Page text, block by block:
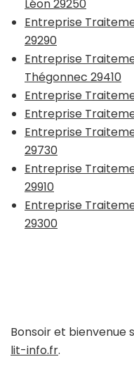
Léon 29250
Entreprise
29290
Entreprise
Thégonnec 29410
Entreprise
Entreprise
Entreprise
29730
Entreprise
29910
Entreprise
29300
Bonsoir et bienvenue
lit-info.fr.